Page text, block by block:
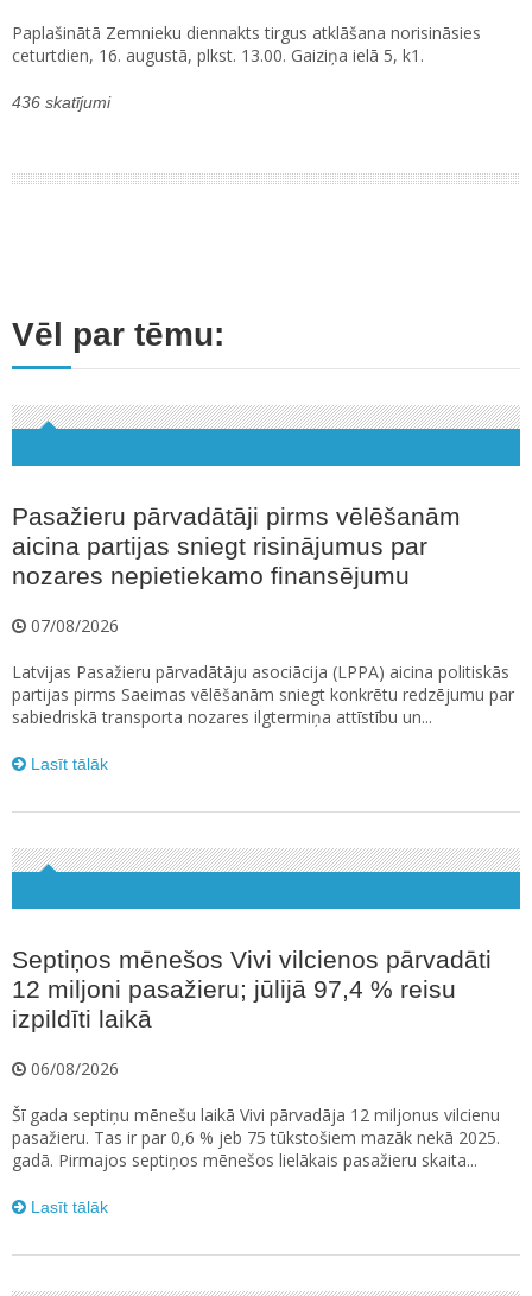
Paplašinātā Zemnieku diennakts tirgus atklāšana norisināsies
ceturtdien, 16. augustā, plkst. 13.00. Gaiziņa ielā 5, k1.
436 skatījumi
Vēl par tēmu:
Pasažieru pārvadātāji pirms vēlēšanām
aicina partijas sniegt risinājumus par
nozares nepietiekamo finansējumu
07/08/2026
Latvijas Pasažieru pārvadātāju asociācija (LPPA) aicina politiskās
partijas pirms Saeimas vēlēšanām sniegt konkrētu redzējumu par
sabiedriskā transporta nozares ilgtermiņa attīstību un...
Lasīt tālāk
Septiņos mēnešos Vivi vilcienos pārvadāti
12 miljoni pasažieru; jūlijā 97,4 % reisu
izpildīti laikā
06/08/2026
Šī gada septiņu mēnešu laikā Vivi pārvadāja 12 miljonus vilcienu
pasažieru. Tas ir par 0,6 % jeb 75 tūkstošiem mazāk nekā 2025.
gadā. Pirmajos septiņos mēnešos lielākais pasažieru skaita...
Lasīt tālāk